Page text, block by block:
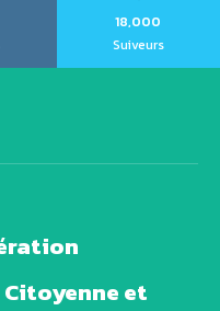
18,000
Suiveurs
et